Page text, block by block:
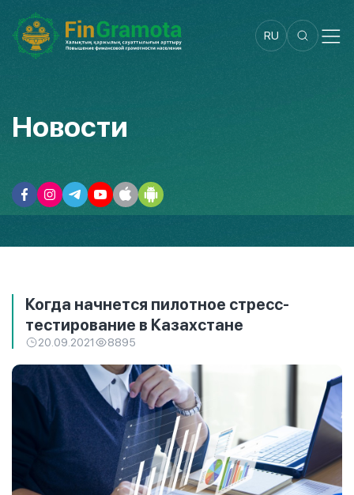
RU
Новости
Когда начнется пилотное стресс-
тестирование в Казахстане
20.09.2021 8895